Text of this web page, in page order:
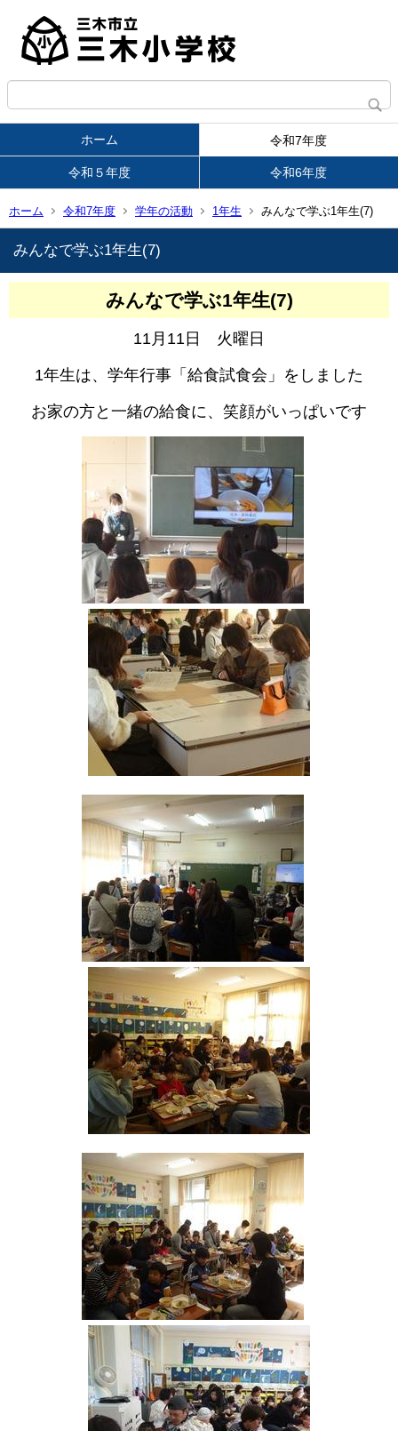
ホーム 令和7年度
令和５年度 令和6年度
ホーム 令和7年度 学年の活動 1年生 みんなで学ぶ1年生(7)
みんなで学ぶ1年生(7)
みんなで学ぶ1年生(7)
11月11日 火曜日
1年生は、学年行事「給食試食会」をしました
お家の方と一緒の給食に、笑顔がいっぱいです